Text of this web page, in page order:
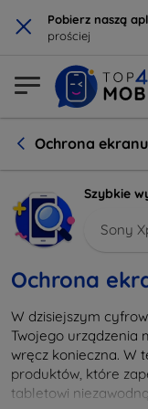
× Pobierz naszą
prościej
Ochrona ekranu
Szybkie
Sony
Ochrona
W dzisiejszym
Twojego urządzenia
wręcz konieczna. W
produktów, które
tabletowi